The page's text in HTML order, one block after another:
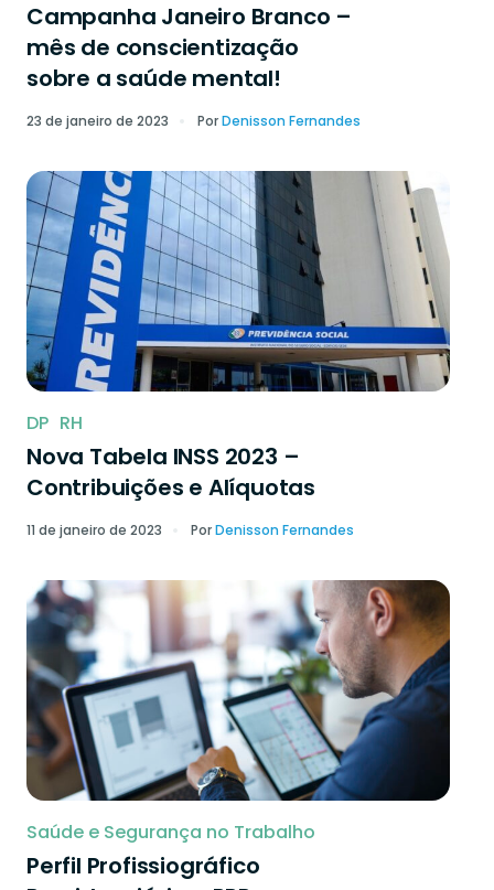
Campanha Janeiro Branco –
mês de conscientização
sobre a saúde mental!
23 de janeiro de 2023 PorDenisson Fernandes
DP RH
Nova Tabela INSS 2023 –
Contribuições e Alíquotas
11 de janeiro de 2023 PorDenisson Fernandes
Saúde e Segurança no Trabalho
Perfil Profissiográfico